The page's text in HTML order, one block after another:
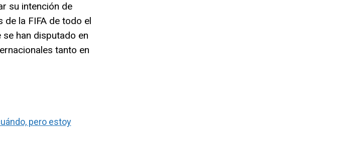
su intención de
de la FIFA de todo el
han disputado en
tanto en
pero estoy